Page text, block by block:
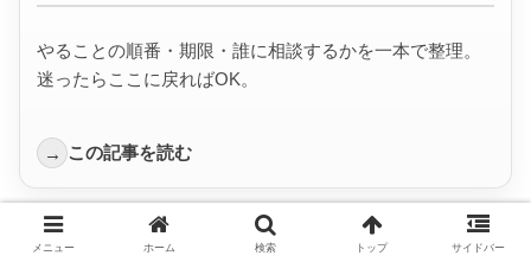
やることの順番・期限・誰に相談するかを一本で整理。
迷ったらここに戻ればOK。
→ この記事を読む
これらの情報を参考に、一つずつ着実に手続きを進めてい
メニュー ホーム 検索 トップ サイドバー